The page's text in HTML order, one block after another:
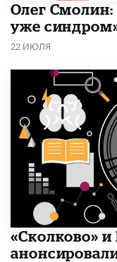
​Олег
уже
22 ИЮЛЯ
«Сколково»